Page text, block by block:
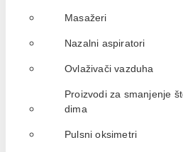
Masažeri
Nazalni aspiratori
Ovlaživači vazduha
Proizvodi za smanjenje
dima
Pulsni oksimetri